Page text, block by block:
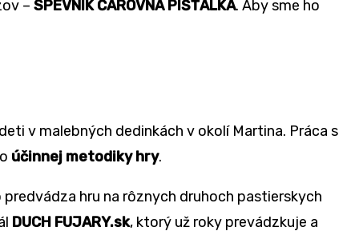
– SPEVNÍK ČAROVNÁ PÍŠŤALKA. Aby sme ho
v malebných dedinkách v okolí Martina. Práca s
účinnej metodiky hry.
hru na rôznych druhoch pastierskych
DUCH FUJARY.sk, ktorý už roky prevádzkuje a